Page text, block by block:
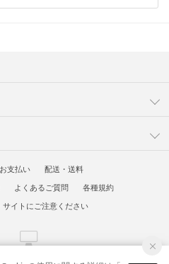
お支払い
配送・送料
よくあるご質問
各種規約
イトにご注意ください